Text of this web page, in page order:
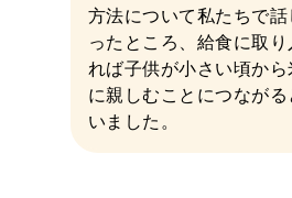
方法について私たちで話
ったところ、給食に取り
れば子供が小さい頃から
に親しむことにつながる
いました。